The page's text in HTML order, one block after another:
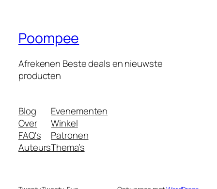
Poompee
Afrekenen Beste deals en nieuwste
producten
Blog
Over
FAQ's
Auteurs
Evenementen
Winkel
Patronen
Thema’s